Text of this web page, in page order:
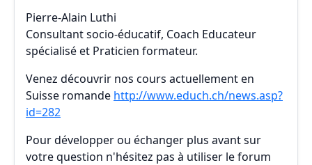
Pierre-Alain Luthi
Consultant socio-éducatif, Coach Educateur
spécialisé et Praticien formateur.
Venez découvrir nos cours actuellement en
Suisse romande http://www.educh.ch/news.asp?
id=282
Pour développer ou échanger plus avant sur
votre question n'hésitez pas à utiliser le forum